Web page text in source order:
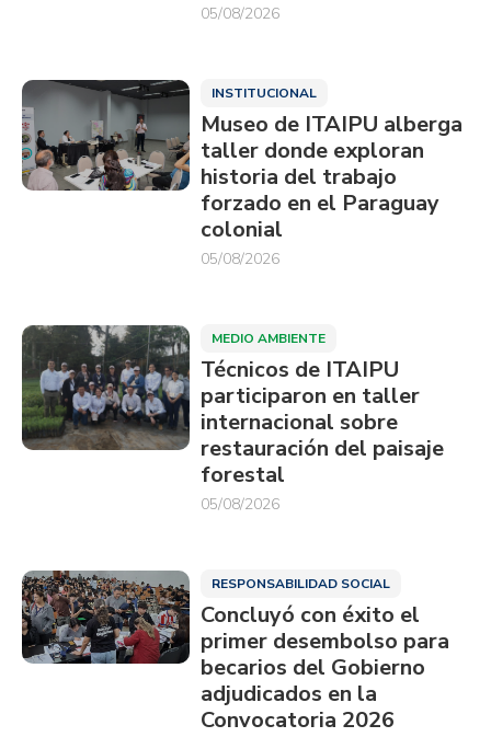
05/08/2026
INSTITUCIONAL
Museo de ITAIPU alberga
taller donde exploran
historia del trabajo
forzado en el Paraguay
colonial
05/08/2026
MEDIO AMBIENTE
Técnicos de ITAIPU
participaron en taller
internacional sobre
restauración del paisaje
forestal
05/08/2026
RESPONSABILIDAD SOCIAL
Concluyó con éxito el
primer desembolso para
becarios del Gobierno
adjudicados en la
Convocatoria 2026